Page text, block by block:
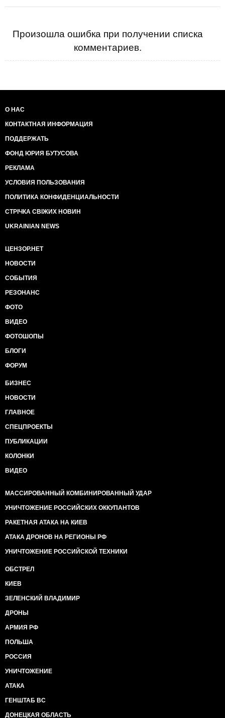
Произошла ошибка при получении списка
комментариев.
О НАС
КОНТАКТНАЯ ИНФОРМАЦИЯ
ПОДДЕРЖАТЬ
ФОНД ЮРИЯ БУТУСОВА
РЕКЛАМА
УСЛОВИЯ ПОЛЬЗОВАНИЯ
ПОЛИТИКА КОНФИДЕНЦИАЛЬНОСТИ
СТРІЧКА СВІЖИХ НОВИН
UKRAINIAN NEWS
ЦЕНЗОР.НЕТ
НОВОСТИ
СОБЫТИЯ
РЕЗОНАНС
ФОТО
ВИДЕО
ФОТОШОПЫ
БЛОГИ
ФОРУМ
БИЗНЕС
НОВОСТИ
ГЛАВНОЕ
СПЕЦПРОЕКТЫ
ПУБЛИКАЦИИ
КОЛОНКИ
ВИДЕО
МАССИРОВАННЫЙ КОМБИНИРОВАННЫЙ УДАР
УНИЧТОЖЕНИЕ РОССИЙСКИХ ОККУПАНТОВ
РАКЕТНАЯ АТАКА НА КИЕВ
АТАКА ДРОНОВ НА РЕГИОНЫ РФ
УНИЧТОЖЕНИЕ РОССИЙСКОЙ ТЕХНИКИ
ОБСТРЕЛ
КИЕВ
ЗЕЛЕНСКИЙ ВЛАДИМИР
ДРОНЫ
АРМИЯ РФ
ПОЛЬША
РОССИЯ
УНИЧТОЖЕНИЕ
АТАКА
ГЕНШТАБ ВС
ДОНЕЦКАЯ ОБЛАСТЬ